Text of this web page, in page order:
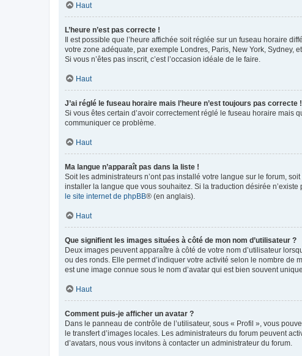
Haut
L’heure n’est pas correcte !
Il est possible que l’heure affichée soit réglée sur un fuseau horaire
votre zone adéquate, par exemple Londres, Paris, New York, Sydney,
Si vous n’êtes pas inscrit, c’est l’occasion idéale de le faire.
Haut
J’ai réglé le fuseau horaire mais l’heure n’est toujours pas correcte !
Si vous êtes certain d’avoir correctement réglé le fuseau horaire mais
communiquer ce problème.
Haut
Ma langue n’apparaît pas dans la liste !
Soit les administrateurs n’ont pas installé votre langue sur le forum,
installer la langue que vous souhaitez. Si la traduction désirée
le site internet de phpBB® (en anglais).
Haut
Que signifient les images situées à côté de mon nom d’utilisateur ?
Deux images peuvent apparaître à côté de votre nom d’utilisateur
ou des ronds. Elle permet d’indiquer votre activité selon le nombre de
est une image connue sous le nom d’avatar qui est bien souvent
Haut
Comment puis-je afficher un avatar ?
Dans le panneau de contrôle de l’utilisateur, sous « Profil », vous
le transfert d’images locales. Les administrateurs du forum peuvent
d’avatars, nous vous invitons à contacter un administrateur du forum.